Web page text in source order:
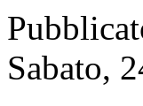
Sabato,